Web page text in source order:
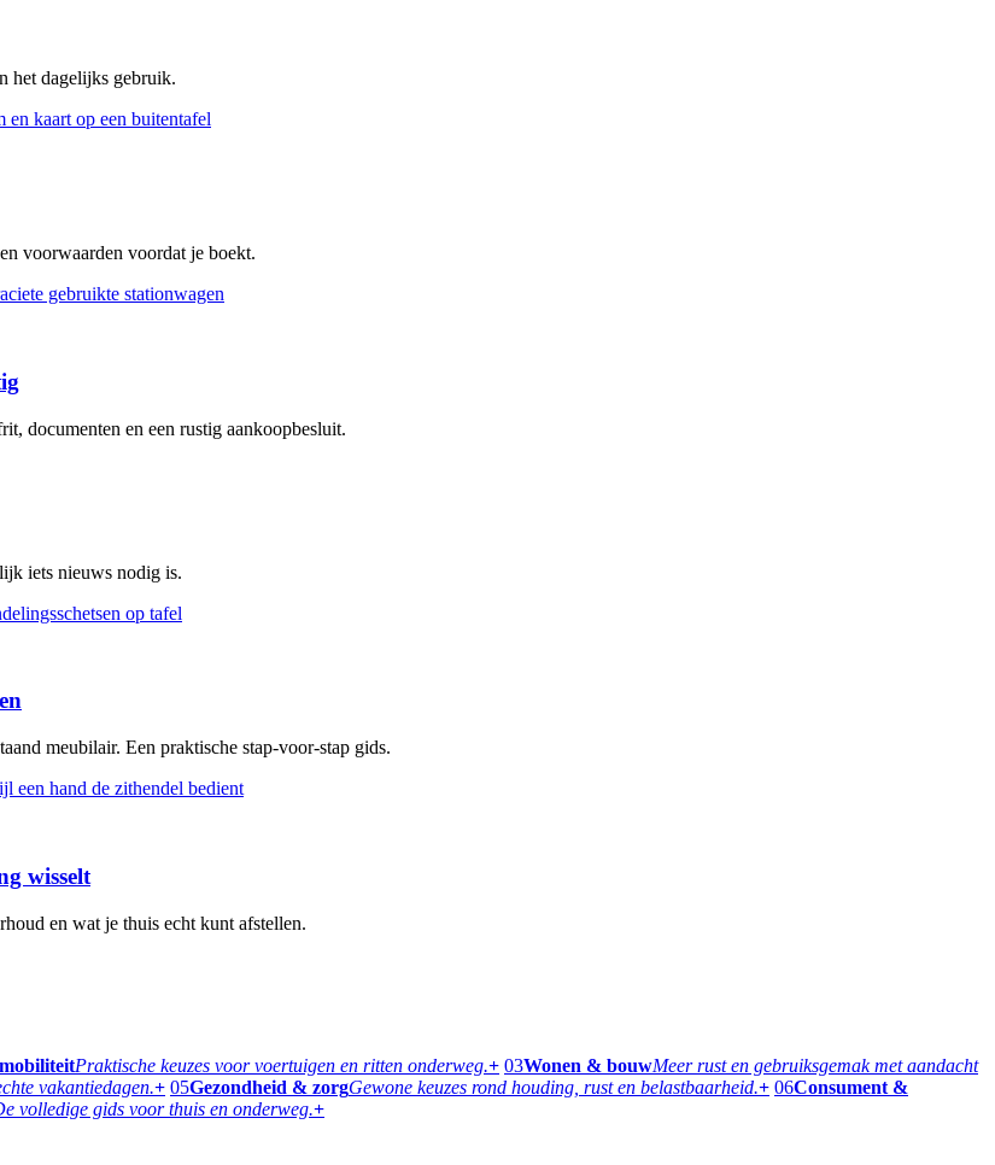
het dagelijks gebruik.
voorwaarden voordat je boekt.
documenten en een rustig aankoopbesluit.
iets nieuws nodig is.
meubilair. Een praktische stap-voor-stap gids.
wisselt
en wat je thuis echt kunt afstellen.
Praktische keuzes voor voertuigen en ritten onderweg.+ 03Wonen & bouwMeer rust en gebruiksgemak met aandacht
vakantiedagen.+ 05Gezondheid & zorgGewone keuzes rond houding, rust en belastbaarheid.+ 06Consument &
volledige gids voor thuis en onderweg.+